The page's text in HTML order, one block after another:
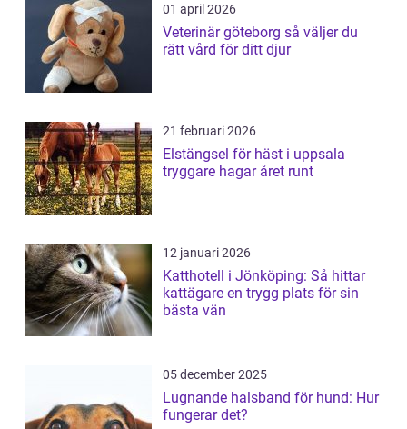
01 april 2026
Veterinär göteborg så väljer du
rätt vård för ditt djur
21 februari 2026
Elstängsel för häst i uppsala
tryggare hagar året runt
12 januari 2026
Katthotell i Jönköping: Så hittar
kattägare en trygg plats för sin
bästa vän
05 december 2025
Lugnande halsband för hund: Hur
fungerar det?